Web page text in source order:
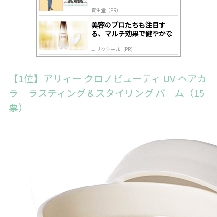
資生堂（PR）
美容のプロたちも注目す
る、マルチ効果で健やかな
エリクシール（PR）
【1位】アリィー クロノビューティ UV ヘアカ
ラーラスティング＆スタイリング バーム（15
票）